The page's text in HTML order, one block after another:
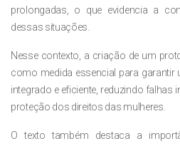
prolongadas, o que evidencia a
dessas situações.
Nesse contexto, a criação de um
como medida essencial para garantir
integrado e eficiente, reduzindo falhas
proteção dos direitos das mulheres.
O texto também destaca a